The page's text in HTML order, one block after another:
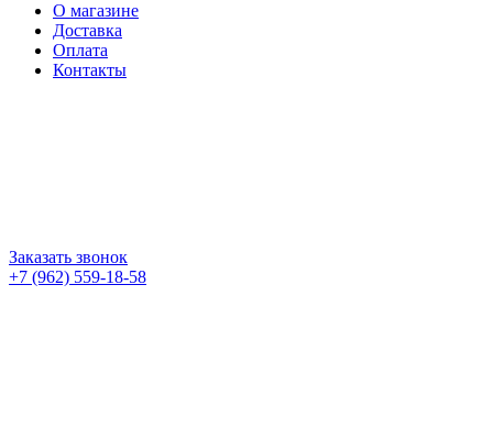
О магазине
Доставка
Оплата
Контакты
Заказать звонок
+7 (962) 559-18-58